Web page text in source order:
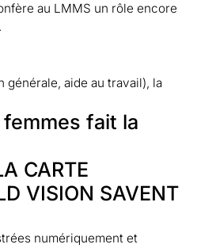
au LMMS un rôle encore
aide au travail), la
CARTE
VISION SAVENT
numériquement et